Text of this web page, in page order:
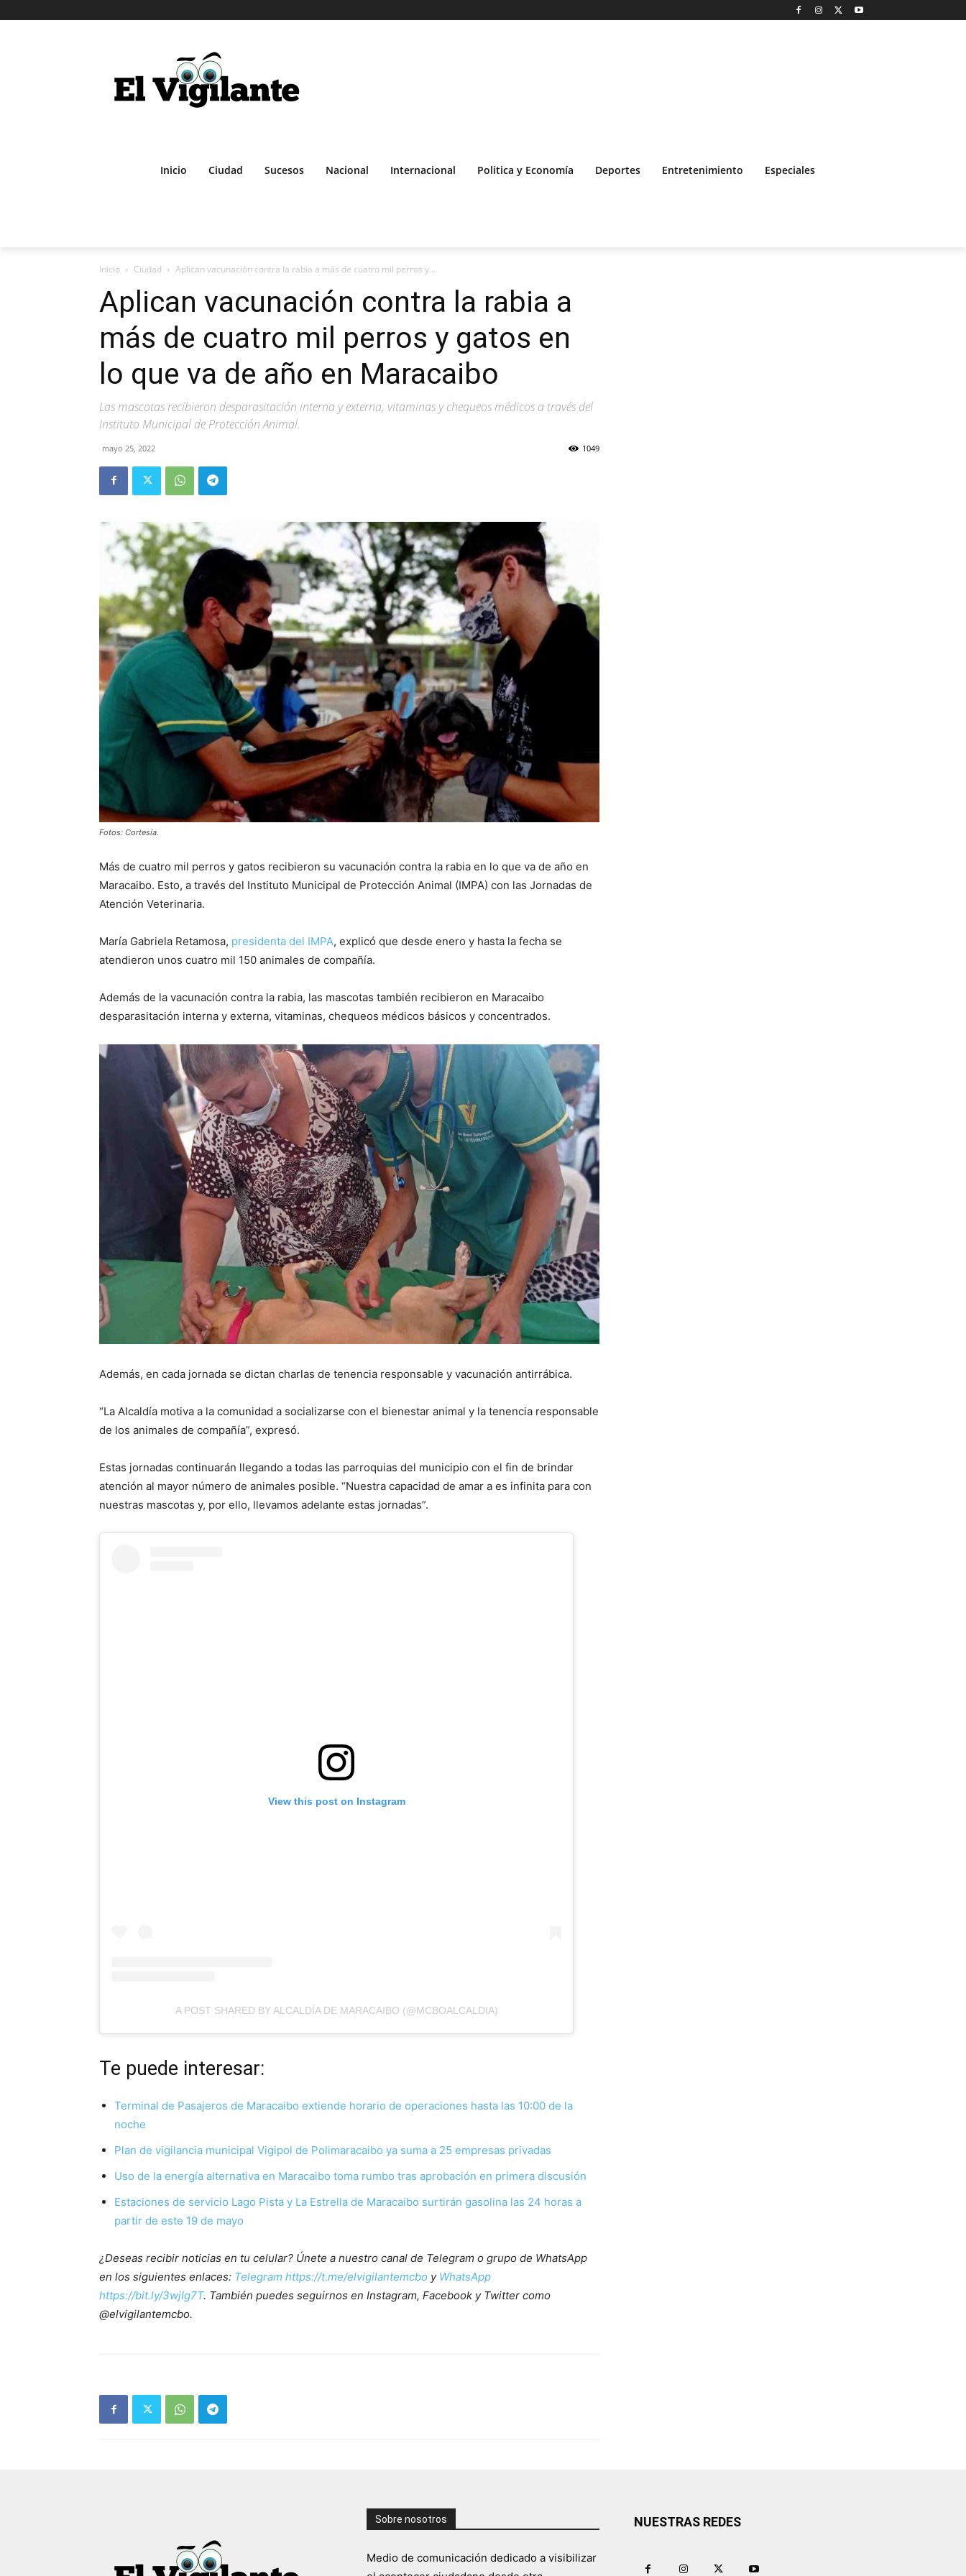
Inicio Ciudad Sucesos Nacional Internacional Politica y Economía Deportes Entretenimiento Especiales
Inicio Ciudad Aplican vacunación contra la rabia a más de cuatro mil perros y...
Aplican vacunación contra la rabia a
más de cuatro mil perros y gatos en
lo que va de año en Maracaibo
Las mascotas recibieron desparasitación interna y externa, vitaminas y chequeos médicos a través del
Instituto Municipal de Protección Animal.
mayo 25, 2022 1049
Fotos: Cortesía.
Más de cuatro mil perros y gatos recibieron su vacunación contra la rabia en lo que va de año en
Maracaibo. Esto, a través del Instituto Municipal de Protección Animal (IMPA) con las Jornadas de
Atención Veterinaria.
María Gabriela Retamosa, presidenta del IMPA, explicó que desde enero y hasta la fecha se
atendieron unos cuatro mil 150 animales de compañía.
Además de la vacunación contra la rabia, las mascotas también recibieron en Maracaibo
desparasitación interna y externa, vitaminas, chequeos médicos básicos y concentrados.
Además, en cada jornada se dictan charlas de tenencia responsable y vacunación antirrábica.
“La Alcaldía motiva a la comunidad a socializarse con el bienestar animal y la tenencia responsable
de los animales de compañía”, expresó.
Estas jornadas continuarán llegando a todas las parroquias del municipio con el fin de brindar
atención al mayor número de animales posible. “Nuestra capacidad de amar a es infinita para con
nuestras mascotas y, por ello, llevamos adelante estas jornadas”.
View this post on Instagram
A POST SHARED BY ALCALDÍA DE MARACAIBO (@MCBOALCALDIA)
Te puede interesar:
Terminal de Pasajeros de Maracaibo extiende horario de operaciones hasta las 10:00 de la
noche
Plan de vigilancia municipal Vigipol de Polimaracaibo ya suma a 25 empresas privadas
Uso de la energía alternativa en Maracaibo toma rumbo tras aprobación en primera discusión
Estaciones de servicio Lago Pista y La Estrella de Maracaibo surtirán gasolina las 24 horas a
partir de este 19 de mayo
¿Deseas recibir noticias en tu celular? Únete a nuestro canal de Telegram o grupo de WhatsApp
en los siguientes enlaces: Telegram https://t.me/elvigilantemcbo y WhatsApp
https://bit.ly/3wjIg7T. También puedes seguirnos en Instagram, Facebook y Twitter como
@elvigilantemcbo.
Sobre nosotros
Medio de comunicación dedicado a visibilizar
NUESTRAS REDES